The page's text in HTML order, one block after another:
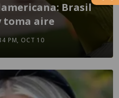
Brasil
toma aire
PM, OCT 10